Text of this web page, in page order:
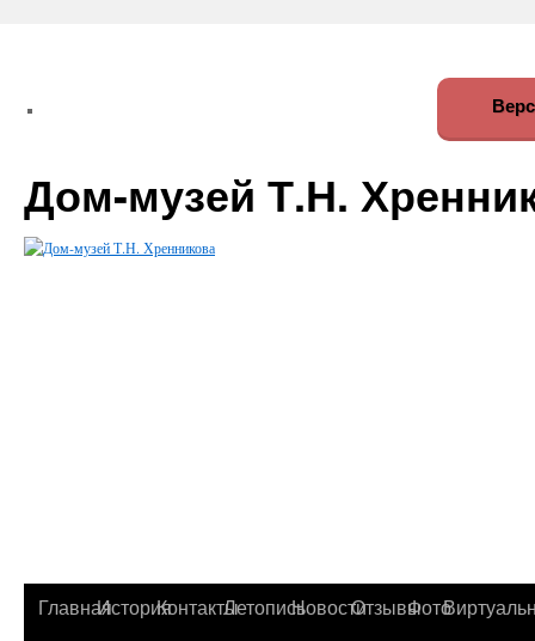
Дом-музей Т.Н.
ГлавнаяИсторияКонтактыЛетописьНовостиОтзывыФото